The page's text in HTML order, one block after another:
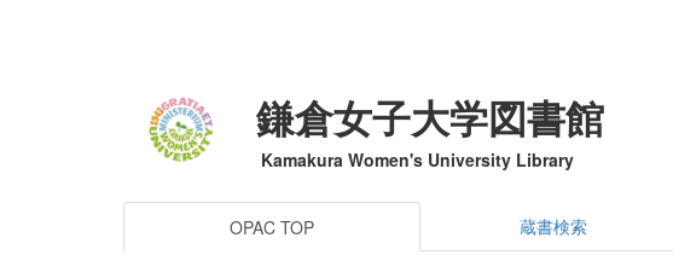
鎌倉女子大学図書館
Kamakura Women's University Library
OPAC TOP 蔵書検索